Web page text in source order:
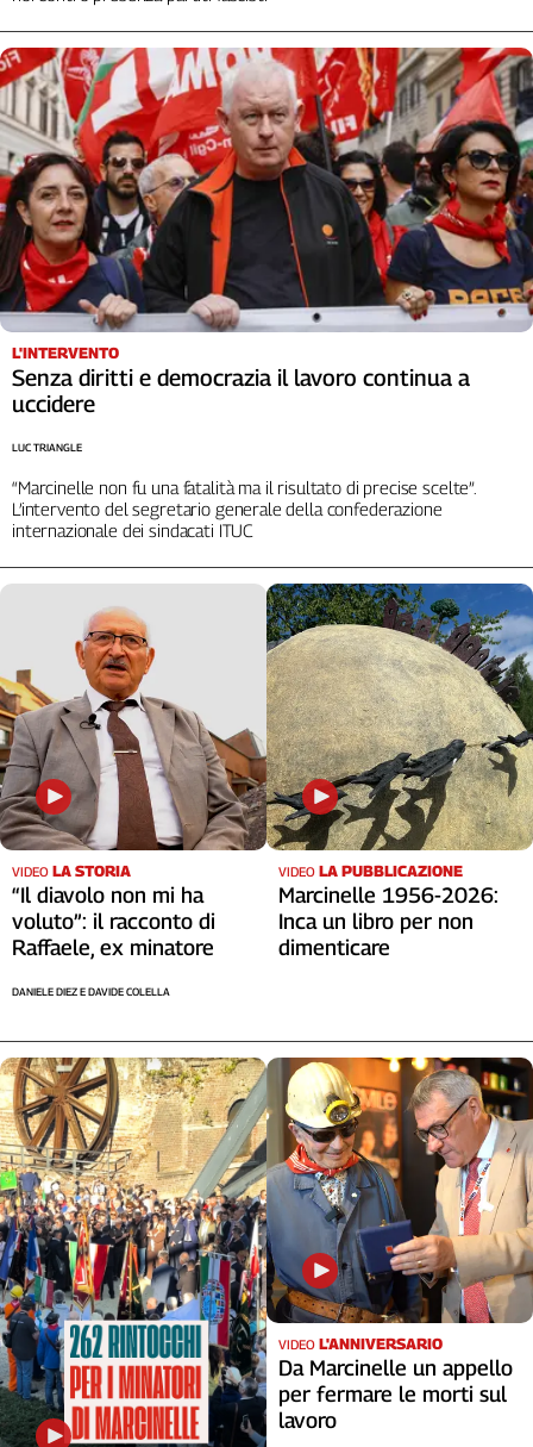
nel
Lavoro
Territori
Abruzzo-
Molise
Alto
Adige
Basilicata
Calabria
Emilia-
Romagna
Venezia
Giulia
Lazio
Liguria
Lombardia
Sardegna
Sicilia
Toscana
Trentino
Umbria
Valle
D'Aosta
Veneto
Archivio
1955-
Cerca
Contatti
La
redazione
Newsletter
Social
L'INTERVENTO
Senza diritti e democrazia il lavoro continua a
uccidere
“Marcinelle non fu una fatalità ma il risultato di precise scelte”.
L’intervento del segretario generale della confederazione
internazionale dei sindacati ITUC
LUC TRIANGLE
VIDEO LA STORIA
“Il diavolo non mi ha
voluto”: il racconto di
Raffaele, ex minatore
DANIELE DIEZ E DAVIDE COLELLA
VIDEO LA PUBBLICAZIONE
Marcinelle 1956-2026:
Inca un libro per non
dimenticare
VIDEO L'ANNIVERSARIO
Da Marcinelle un appello
per fermare le morti sul
lavoro